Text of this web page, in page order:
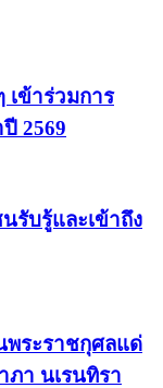
ข้าร่วมการ
2569
รับรู้และเข้าถึง
พระราชกุศลแด่
ภา นเรนทิรา